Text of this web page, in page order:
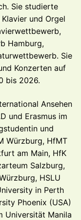
Sie studierte
und Orgel
Hamburg,
Sie
Konzerten auf
bis 2026.
Ansehen
und Erasmus im
und
Würzburg, HfMT
am Main, HfK
Salzburg,
HSLU
in Perth
Phoenix (USA)
Universität Manila